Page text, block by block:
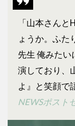
「山本さん
ょうか。ふた
先生 俺みた
演しており、
よ』と笑顔で
NEWSポスト